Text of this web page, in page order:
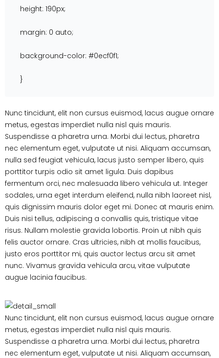
height: 190px;
margin: 0 auto;
background-color: #0ecf0f1;
}
Nunc tincidunt, elit non cursus euismod, lacus augue ornare
metus, egestas imperdiet nulla nisl quis mauris.
Suspendisse a pharetra urna. Morbi dui lectus, pharetra
nec elementum eget, vulputate ut nisi. Aliquam accumsan,
nulla sed feugiat vehicula, lacus justo semper libero, quis
porttitor turpis odio sit amet ligula. Duis dapibus
fermentum orci, nec malesuada libero vehicula ut. Integer
sodales, urna eget interdum eleifend, nulla nibh laoreet nisl,
quis dignissim mauris dolor eget mi. Donec at mauris enim.
Duis nisi tellus, adipiscing a convallis quis, tristique vitae
risus. Nullam molestie gravida lobortis. Proin ut nibh quis
felis auctor ornare. Cras ultricies, nibh at mollis faucibus,
justo eros porttitor mi, quis auctor lectus arcu sit amet
nunc. Vivamus gravida vehicula arcu, vitae vulputate
augue lacinia faucibus.
Nunc tincidunt, elit non cursus euismod, lacus augue ornare
metus, egestas imperdiet nulla nisl quis mauris.
Suspendisse a pharetra urna. Morbi dui lectus, pharetra
nec elementum eget, vulputate ut nisi. Aliquam accumsan,